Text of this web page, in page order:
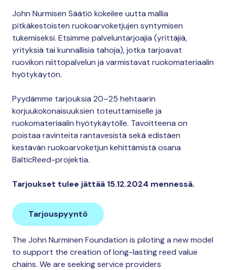
John Nurmisen Säätiö kokeilee uutta mallia
pitkäkestoisten ruokoarvoketjujen syntymisen
tukemiseksi. Etsimme palveluntarjoajia (yrittäjiä,
yrityksiä tai kunnallisia tahoja), jotka tarjoavat
ruovikon niittopalvelun ja varmistavat ruokomateriaalin
hyötykäytön.
Pyydämme tarjouksia 20–25 hehtaarin
korjuukokonaisuuksien toteuttamiselle ja
ruokomateriaalin hyötykäytölle. Tavoitteena on
poistaa ravinteita rantavesistä sekä edistäen
kestävän ruokoarvoketjun kehittämistä osana
BalticReed-projektia.
Tarjoukset tulee jättää 15.12.2024 mennessä.
Tarjouspyyntö
The John Nurminen Foundation is piloting a new model
to support the creation of long-lasting reed value
chains. We are seeking service providers